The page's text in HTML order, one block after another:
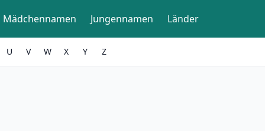
Mädchennamen Jungennamen Länder
U V W X Y Z